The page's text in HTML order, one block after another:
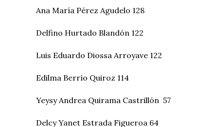
Ana María Pérez Agudelo 128
Delfino Hurtado Blandón 122
Luis Eduardo Diossa Arroyave 122
Edilma Berrío Quiroz 114
Yeysy Andrea Quirama Castrillón 57
Delcy Yanet Estrada Figueroa 64